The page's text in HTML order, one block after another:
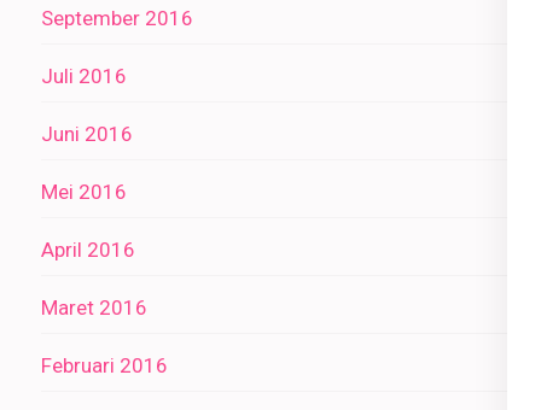
September 2016
Juli 2016
Juni 2016
Mei 2016
April 2016
Maret 2016
Februari 2016